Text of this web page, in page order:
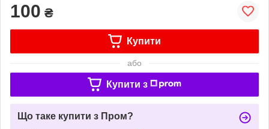
100 ₴
Купити
або
Купити з
Що таке купити з Пром?